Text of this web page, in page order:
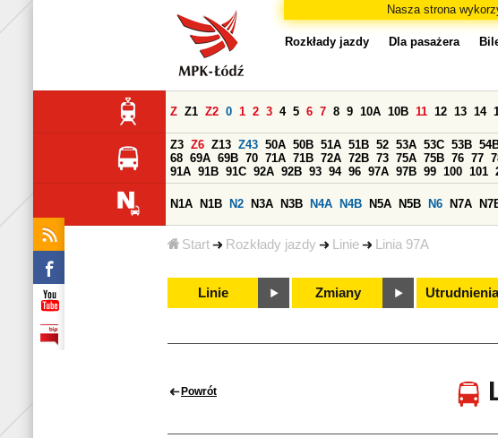
Nasza strona
Start Rozkłady jazdy Linie Linia 97A
Rozkłady jazdy Dla pasażera
Z Z1 Z2 0 1 2 3 4 5 6 7 8 9 10A 10B 11 12 13 14
Z3 Z6 Z13 Z43 50A 50B 51A 51B 52 53A 53C 53B
68 69A 69B 70 71A 71B 72A 72B 73 75A 75B 76 77
91A 91B 91C 92A 92B 93 94 96 97A 97B 99 100 101
N1A N1B N2 N3A N3B N4A N4B N5A N5B N6 N7A
Linie Zmiany Utrudnienia
Powrót